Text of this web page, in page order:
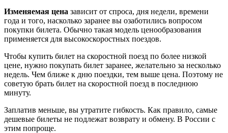
Изменяемая цена зависит от спроса, дня недели, времени
года и того, насколько заранее вы озаботились вопросом
покупки билета. Обычно такая модель ценообразования
применяется для высокоскоростных поездов.
Чтобы купить билет на скоростной поезд по более низкой
цене, нужно покупать билет заранее, желательно за несколько
недель. Чем ближе к дню поездки, тем выше цена. Поэтому не
советую брать билет на скоростной поезд в последнюю
минуту.
Заплатив меньше, вы утратите гибкость. Как правило, самые
дешевые билеты не подлежат возврату и обмену. В России с
этим попроще.